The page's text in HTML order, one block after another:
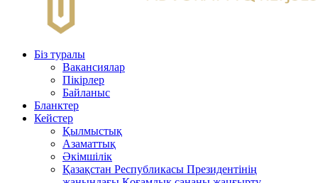
Біз туралы
Вакансиялар
Пікірлер
Байланыс
Бланктер
Кейстер
Қылмыстық
Азаматтық
Әкімшілік
Қазақстан Республикасы Президентінің